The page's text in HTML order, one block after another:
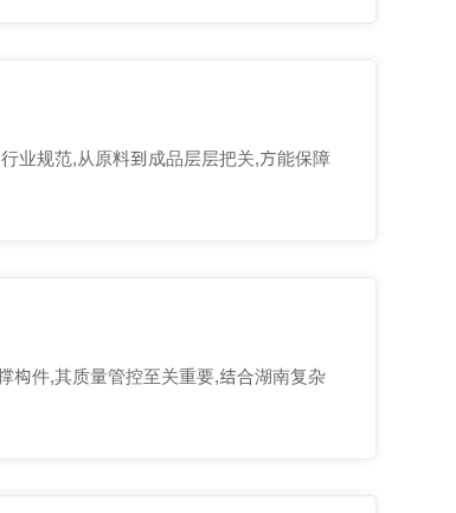
业规范,从原料到成品层层把关,方能保障
构件,其质量管控至关重要,结合湖南复杂